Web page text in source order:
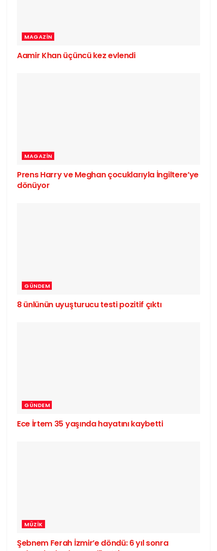
MAGAZIN
Aamir Khan üçüncü kez evlendi
MAGAZIN
Prens Harry ve Meghan çocuklarıyla İngiltere’ye
dönüyor
GÜNDEM
8 ünlünün uyuşturucu testi pozitif çıktı
GÜNDEM
Ece İrtem 35 yaşında hayatını kaybetti
MÜZIK
Şebnem Ferah İzmir’e döndü: 6 yıl sonra